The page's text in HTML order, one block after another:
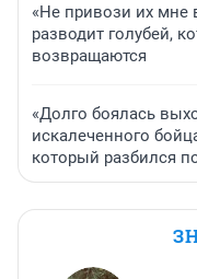
«Не привози их мне
разводит голубей,
возвращаются
«Долго боялась
искалеченного
который разбился